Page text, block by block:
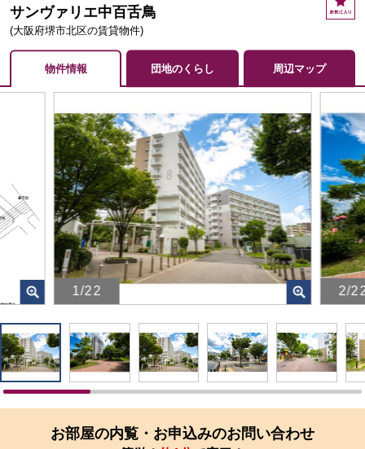
サンヴァリエ中百舌鳥
(大阪府堺市北区の賃貸物件)
気
物件情報 団地のくらし 周辺マップ
1/22
画
像
を
ク
リ
す
2/
画
像
を
ク
リ
お部屋の内覧・お申込みのお問い合わせ